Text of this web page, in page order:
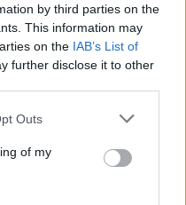
by third parties on the
This information may
on the IAB’s List of
further disclose it to other
Outs
of my
και ένα
ευρήματα θα
στα
ίχνη